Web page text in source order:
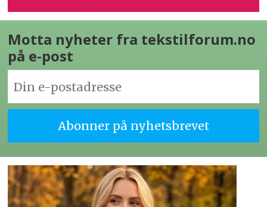
Motta nyheter fra tekstilforum.no
på e-post